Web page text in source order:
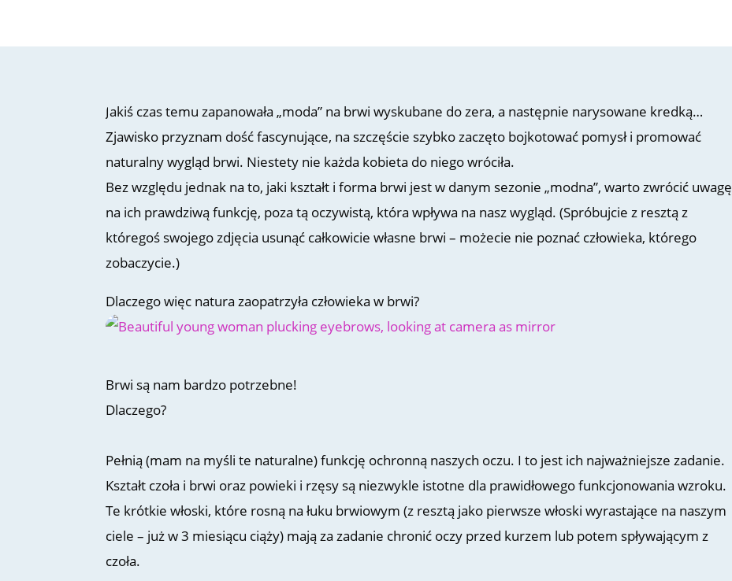
Jakiś czas temu zapanowała „moda” na brwi wyskubane do zera, a następnie narysowane kredką…
Zjawisko przyznam dość fascynujące, na szczęście szybko zaczęto bojkotować pomysł i promować
naturalny wygląd brwi. Niestety nie każda kobieta do niego wróciła.
Bez względu jednak na to, jaki kształt i forma brwi jest w danym sezonie „modna”, warto zwrócić uwagę
na ich prawdziwą funkcję, poza tą oczywistą, która wpływa na nasz wygląd. (Spróbujcie z resztą z
któregoś swojego zdjęcia usunąć całkowicie własne brwi – możecie nie poznać człowieka, którego
zobaczycie.)
Dlaczego więc natura zaopatrzyła człowieka w brwi?
Brwi są nam bardzo potrzebne!
Dlaczego?
Pełnią (mam na myśli te naturalne) funkcję ochronną naszych oczu. I to jest ich najważniejsze zadanie.
Kształt czoła i brwi oraz powieki i rzęsy są niezwykle istotne dla prawidłowego funkcjonowania wzroku.
Te krótkie włoski, które rosną na łuku brwiowym (z resztą jako pierwsze włoski wyrastające na naszym
ciele – już w 3 miesiącu ciąży) mają za zadanie chronić oczy przed kurzem lub potem spływającym z
czoła.